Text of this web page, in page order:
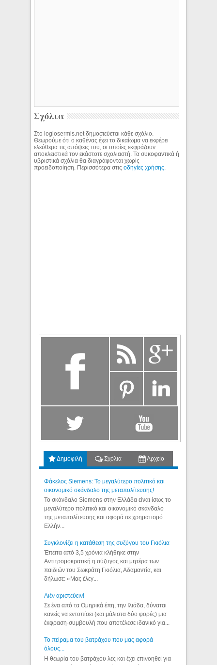
Σχόλια
Στο logiosermis.net δημοσιεύεται κάθε σχόλιο.
Θεωρούμε ότι ο καθένας έχει το δικαίωμα να εκφέρει
ελεύθερα τις απόψεις του, οι οποίες εκφράζουν
αποκλειστικά τον εκάστοτε σχολιαστή. Τα συκοφαντικά ή
υβριστικά σχόλια θα διαγράφονται χωρίς
προειδοποίηση. Περισσότερα στιςοδηγίες χρήσης.
Δημοφιλή Σχόλια Αρχείο
Φάκελος Siemens: Το μεγαλύτερο πολιτικό και
οικονομικό σκάνδαλο της μεταπολίτευσης!
Το σκάνδαλο Siemens στην Ελλάδα είναι ίσως το
μεγαλύτερο πολιτικό και οικονομικό σκάνδαλο
της μεταπολίτευσης και αφορά σε χρηματισμό
Ελλήν...
Συγκλονίζει η κατάθεση της συζύγου του Γκιόλια
Έπειτα από 3,5 χρόνια κλήθηκε στην
Αντιτρομοκρατική η σύζυγος και μητέρα των
παιδιών του Σωκράτη Γκιόλια, Αδαμαντία, και
δήλωσε: «Μας έλεγ...
Aιέν αριστεύειν!
Σε ένα από τα Ομηρικά έπη, την Ιλιάδα, δύναται
κανείς να εντοπίσει (και μάλιστα δύο φορές) μια
έκφραση-συμβουλή που αποτέλεσε ιδανικό για...
Το πείραμα του βατράχου που μας αφορά
όλους...
Η θεωρία του βατράχου λες και έχει επινοηθεί για